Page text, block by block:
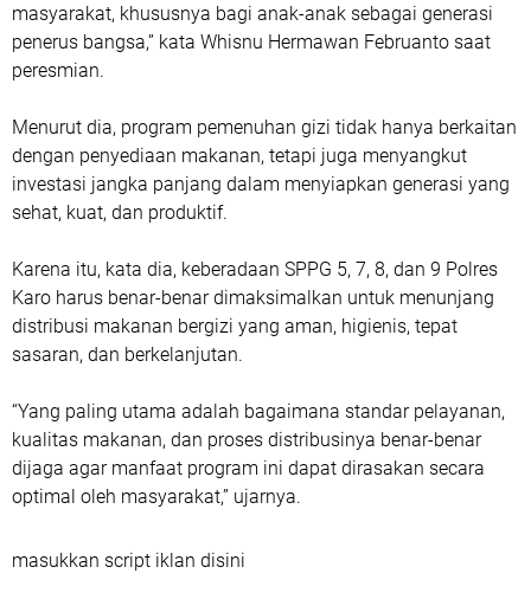
masyarakat, khususnya bagi anak-anak sebagai generasi
penerus bangsa,” kata Whisnu Hermawan Februanto saat
peresmian.
Menurut dia, program pemenuhan gizi tidak hanya berkaitan
dengan penyediaan makanan, tetapi juga menyangkut
investasi jangka panjang dalam menyiapkan generasi yang
sehat, kuat, dan produktif.
Karena itu, kata dia, keberadaan SPPG 5, 7, 8, dan 9 Polres
Karo harus benar-benar dimaksimalkan untuk menunjang
distribusi makanan bergizi yang aman, higienis, tepat
sasaran, dan berkelanjutan.
“Yang paling utama adalah bagaimana standar pelayanan,
kualitas makanan, dan proses distribusinya benar-benar
dijaga agar manfaat program ini dapat dirasakan secara
optimal oleh masyarakat,” ujarnya.
masukkan script iklan disini